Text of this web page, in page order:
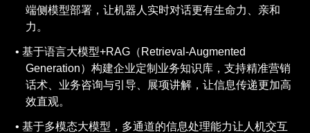
端侧模型部署，让机器人实时对话更有生命力、亲和
力。
基于语言大模型+RAG（Retrieval-Augmented
Generation）构建企业定制业务知识库，支持精准营销
话术、业务咨询与引导、展项讲解，让信息传递更加高
效直观。
基于多模态大模型，多通道的信息处理能力让人机交互